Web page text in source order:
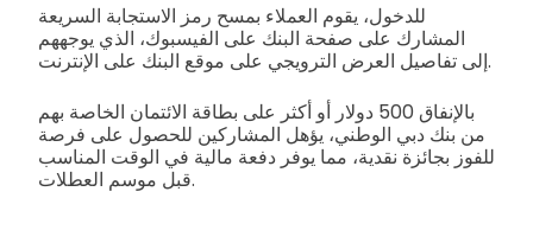
للدخول، يقوم العملاء بمسح رمز الاستجابة السريعة
المشارك على صفحة البنك على الفيسبوك، الذي يوجههم
إلى تفاصيل العرض الترويجي على موقع البنك على الإنترنت.
بالإنفاق 500 دولار أو أكثر على بطاقة الائتمان الخاصة بهم
من بنك دبي الوطني، يؤهل المشاركين للحصول على فرصة
للفوز بجائزة نقدية، مما يوفر دفعة مالية في الوقت المناسب
قبل موسم العطلات.